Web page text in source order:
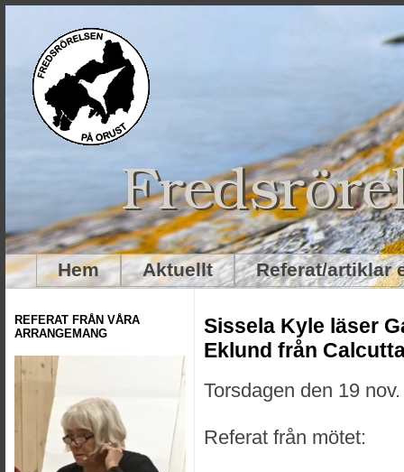
Hem Aktuellt Referat/
REFERAT FRÅN VÅRA
ARRANGEMANG
Sissela Kyle läser
Eklund från
Torsdagen den 19
Referat från mötet: